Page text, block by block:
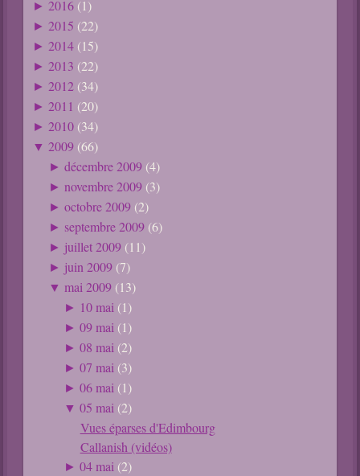
►2016 (1)
►2015 (22)
►2014 (15)
►2013 (22)
►2012 (34)
►2011 (20)
►2010 (34)
▼2009 (66)
► décembre 2009 (4)
► novembre 2009 (3)
► octobre 2009 (2)
► septembre 2009 (6)
► juillet 2009 (11)
► juin 2009 (7)
▼ mai 2009 (13)
► 10 mai (1)
► 09 mai (1)
► 08 mai (2)
► 07 mai (3)
► 06 mai (1)
▼ 05 mai (2)
Vues éparses d'Edimbourg
Callanish (vidéos)
► 04 mai (2)